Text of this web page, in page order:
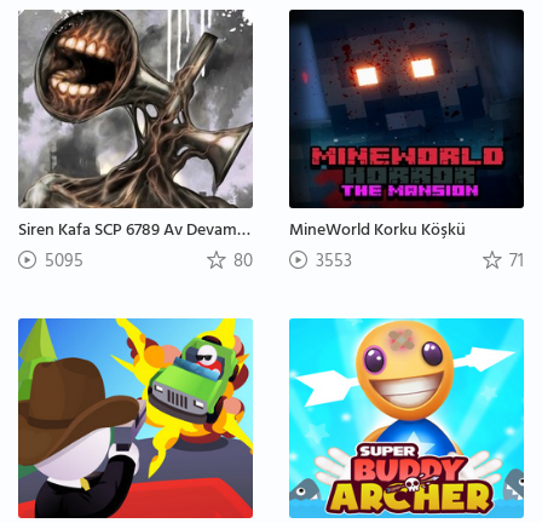
Siren Kafa SCP 6789 Av Devam Ediyor
5095 80
MineWorld Korku Köşkü
3553 71